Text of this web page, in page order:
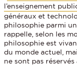
l’enseignement
généraux et
philosophie parmi
rappelle, selon les
philosophie est
du monde actuel,
ne sont pas réservés